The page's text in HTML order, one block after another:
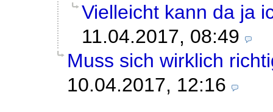
Vielleicht kann da ja
11.04.2017, 08:49
Muss sich wirklich
10.04.2017, 12:16